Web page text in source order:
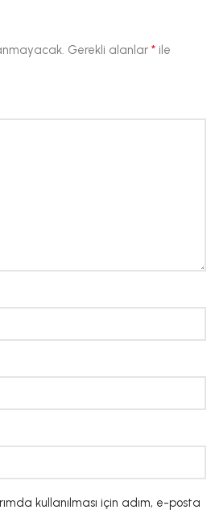
Gerekli alanlar* ile
kullanılması için adım, e-posta